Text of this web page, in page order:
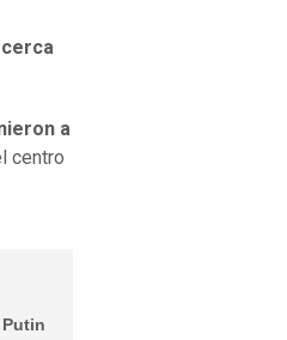
a
centro